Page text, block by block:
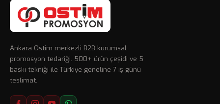
Ankara Ostim merkezli B2B kurumsal
promosyon tedariği. 500+ ürün çeşidi ve 5
baskı tekniği ile Türkiye geneline 7 iş günü
teslimat.